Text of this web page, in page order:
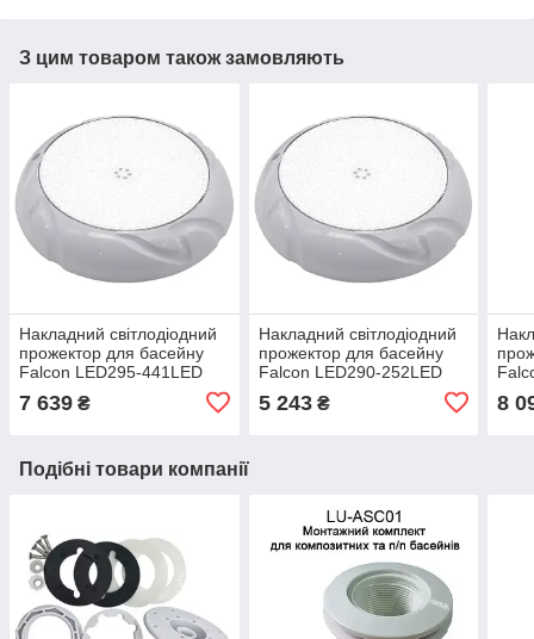
З цим товаром також замовляють
Накладний світлодіодний
прожектор для басейну
Falcon LED295-441LED
лайнер
7 639 ₴
Накладний світлодіодний
прожектор для басейну
Falcon LED290-252LED
бетон, лайнер
5 243₴ 8
Подібні товари компанії